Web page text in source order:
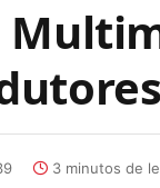
3 minutos de